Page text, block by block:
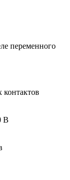
переменного
В